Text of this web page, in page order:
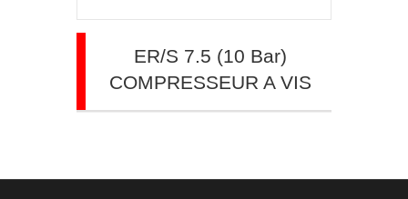
ER/S 7.5 (10 Bar)
COMPRESSEUR A VIS